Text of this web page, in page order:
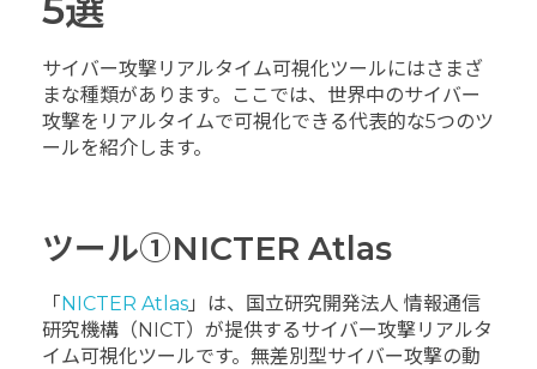
サイバー攻撃リアルタイム可視化ツールにはさまざ
まな種類があります。ここでは、世界中のサイバー
攻撃をリアルタイムで可視化できる代表的な5つのツ
ールを紹介します。
ツール①NICTER Atlas
「NICTER Atlas 」は、国立研究開発法人 情報通信
研究機構（NICT）が提供するサイバー攻撃リアルタ
イム可視化ツールです。無差別型サイバー攻撃の動